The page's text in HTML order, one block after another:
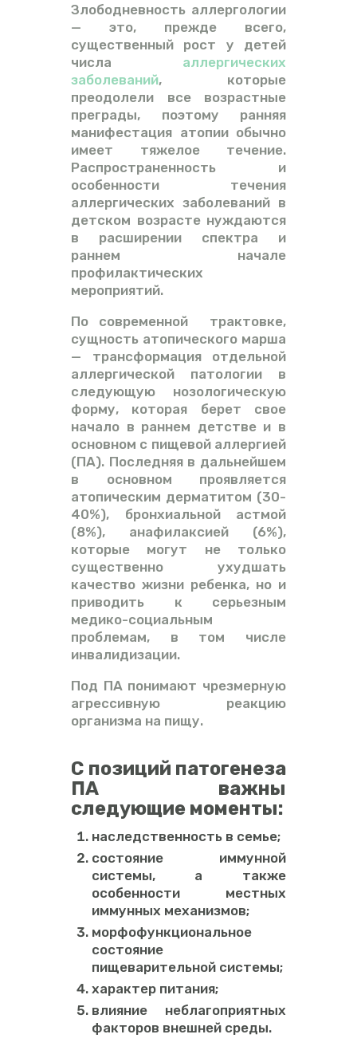
Злободневность аллергологии
— это, прежде всего,
существенный рост у детей
числа аллергических
заболеваний, которые
преодолели все возрастные
преграды, поэтому ранняя
манифестация атопии обычно
имеет тяжелое течение.
Распространенность и
особенности течения
аллергических заболеваний в
детском возрасте нуждаются
в расширении спектра и
раннем начале
профилактических
мероприятий.
По современной трактовке,
сущность атопического марша
— трансформация отдельной
аллергической патологии в
следующую нозологическую
форму, которая берет свое
начало в раннем детстве и в
основном с пищевой аллергией
(ПА). Последняя в дальнейшем
в основном проявляется
атопическим дерматитом (30-
40%), бронхиальной астмой
(8%), анафилаксией (6%),
которые могут не только
существенно ухудшать
качество жизни ребенка, но и
приводить к серьезным
медико-социальным
проблемам, в том числе
инвалидизации.
Под ПА понимают чрезмерную
агрессивную реакцию
организма на пищу.
С позиций патогенеза
ПА важны
следующие моменты:
наследственность в семье;
состояние иммунной
системы, а также
особенности местных
иммунных механизмов;
морфофункциональное
состояние
пищеварительной системы;
характер питания;
влияние неблагоприятных
факторов внешней среды.